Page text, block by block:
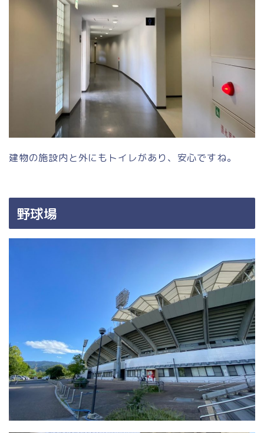
建物の施設内と外にもトイレがあり、安心ですね。
野球場